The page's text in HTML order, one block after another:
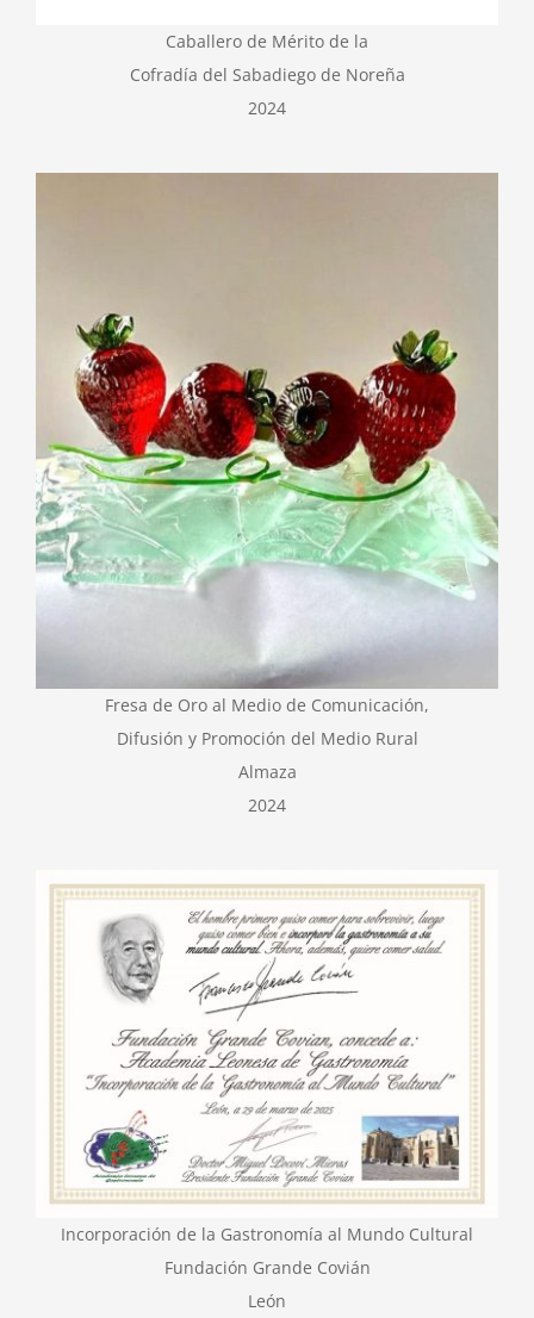
Caballero de Mérito de la
Cofradía del Sabadiego de Noreña
2024
Fresa de Oro al Medio de Comunicación,
Difusión y Promoción del Medio Rural
Almaza
2024
Incorporación de la Gastronomía al Mundo Cultural
Fundación Grande Covián
León